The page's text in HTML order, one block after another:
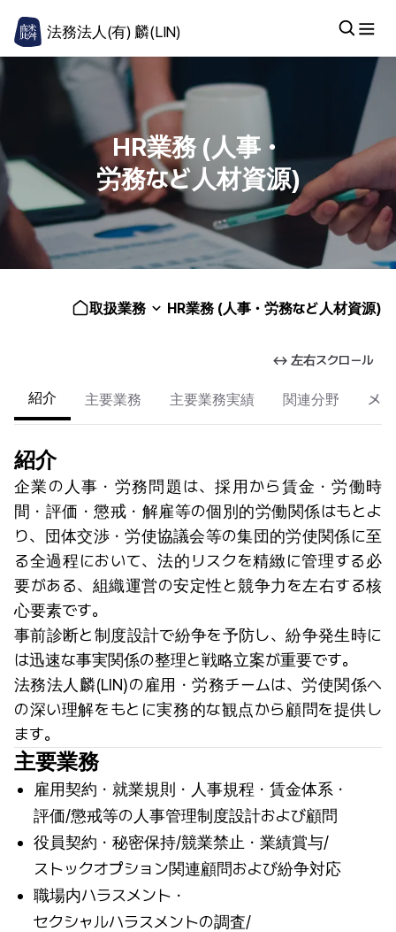
法務法人(有) 麟(LIN)
HR業務 (人事・
労務など人材資源)
取扱業務 HR業務 (人事・労務など人材資源)
↔ 左右スクロール
紹介 主要業務 主要業務実績 関連分野 メ
紹介
企業の人事・労務問題は、採用から賃金・労働時
間・評価・懲戒・解雇等の個別的労働関係はもとよ
り、団体交渉・労使協議会等の集団的労使関係に至
る全過程において、法的リスクを精緻に管理する必
要がある、組織運営の安定性と競争力を左右する核
心要素です。
事前診断と制度設計で紛争を予防し、紛争発生時に
は迅速な事実関係の整理と戦略立案が重要です。
法務法人麟(LIN)の雇用・労務チームは、労使関係へ
の深い理解をもとに実務的な観点から顧問を提供し
ます。
主要業務
雇用契約・就業規則・人事規程・賃金体系・
評価/懲戒等の人事管理制度設計および顧問
役員契約・秘密保持/競業禁止・業績賞与/
ストックオプション関連顧問および紛争対応
職場内ハラスメント・
セクシャルハラスメントの調査/